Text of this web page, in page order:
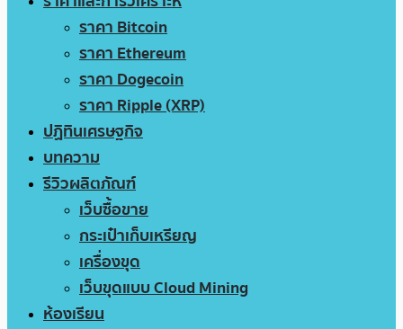
ราคา Bitcoin
ราคา Ethereum
ราคา Dogecoin
ราคา Ripple (XRP)
ปฏิทินเศรษฐกิจ
บทความ
รีวิวผลิตภัณฑ์
เว็บซื้อขาย
กระเป๋าเก็บเหรียญ
เครื่องขุด
เว็บขุดแบบ Cloud Mining
ห้องเรียน